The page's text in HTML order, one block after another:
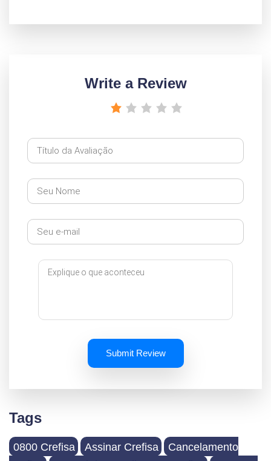
Write a Review
Submit Review
Tags
0800 Crefisa Assinar Crefisa
Cancelamento